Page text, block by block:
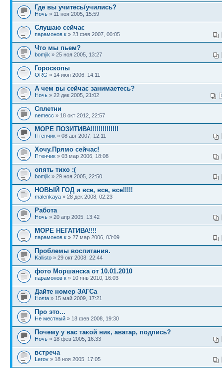
Где вы учитесь/учились?
Ночь » 11 ноя 2005, 15:59
Слушаю сейчас
парамонов к » 23 фев 2007, 00:05
Что мы пьем?
bomjik » 25 ноя 2005, 13:27
Гороскопы
ORG » 14 июн 2006, 14:11
А чем вы сейчас занимаетесь?
Ночь » 22 дек 2005, 21:02
Сплетни
nemecc » 18 окт 2012, 22:57
МОРЕ ПОЗИТИВА!!!!!!!!!!!!!!
Птенчик » 08 авг 2007, 12:11
Хочу.Прямо сейчас!
Птенчик » 03 мар 2006, 18:08
опять тихо :(
bomjik » 29 ноя 2005, 22:50
НОВЫЙ ГОД и все, все, все!!!!!
malenkaya » 28 дек 2008, 02:23
Работа
Ночь » 20 апр 2005, 13:42
МОРЕ НЕГАТИВА!!!!
парамонов к » 27 мар 2006, 03:09
Проблемы воспитания.
Kallisto » 29 окт 2008, 22:44
фото Моршанска от 10.01.2010
парамонов к » 10 янв 2010, 16:03
Дайте номер ЗАГСа
Hosta » 15 май 2009, 17:21
Про это...
Не местный » 18 фев 2008, 19:30
Почему у вас такой ник, аватар, подпись?
Ночь » 18 фев 2005, 16:33
встреча
Lerov » 18 ноя 2005, 17:05